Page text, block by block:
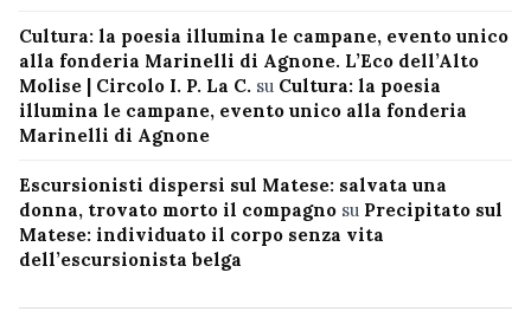
Cultura: la poesia illumina le campane, evento unico
alla fonderia Marinelli di Agnone. L’Eco dell’Alto
Molise | Circolo I. P. La C. su Cultura: la poesia
illumina le campane, evento unico alla fonderia
Marinelli di Agnone
Escursionisti dispersi sul Matese: salvata una
donna, trovato morto il compagno su Precipitato sul
Matese: individuato il corpo senza vita
dell’escursionista belga